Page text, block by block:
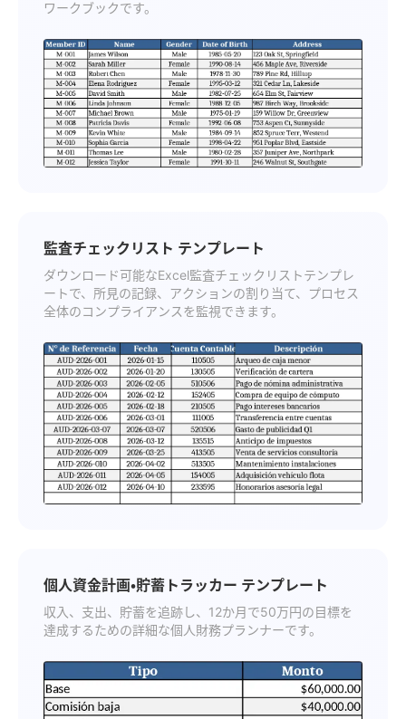
ワークブックです。
監査チェックリスト テンプレート
ダウンロード可能なExcel監査チェックリストテンプレ
ートで、所見の記録、アクションの割り当て、プロセス
全体のコンプライアンスを監視できます。
個人資金計画・貯蓄トラッカー テンプレート
収入、支出、貯蓄を追跡し、12か月で50万円の目標を
達成するための詳細な個人財務プランナーです。